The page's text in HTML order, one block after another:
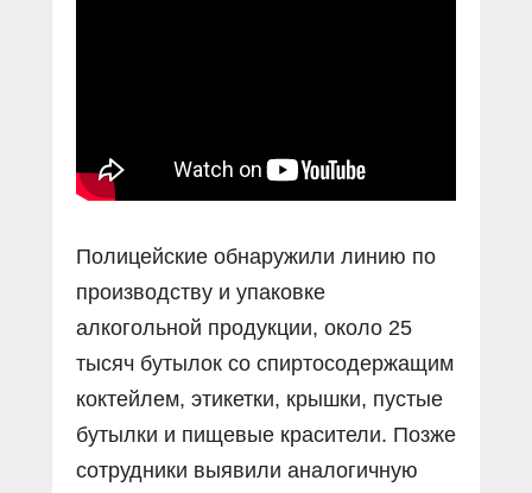
Полицейские обнаружили линию по
производству и упаковке
алкогольной продукции, около 25
тысяч бутылок со спиртосодержащим
коктейлем, этикетки, крышки, пустые
бутылки и пищевые красители. Позже
сотрудники выявили аналогичную